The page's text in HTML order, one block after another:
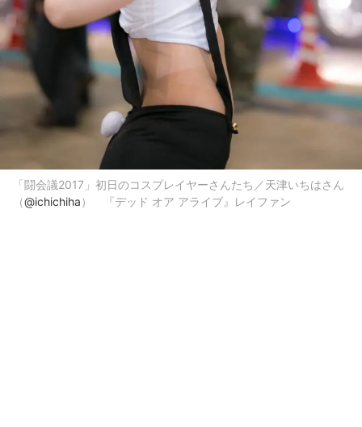
「闘会議2017」初日のコスプレイヤーさんたち／天津いちはさん
（@ichichiha） 『デッド オア アライブ』レイファン